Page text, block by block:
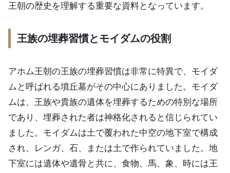
王朝の歴史を理解する重要な資料となっています。
王族の埋葬習慣とモイダムの役割
アホム王朝の王族の埋葬習慣は非常に特異で、モイダ
ムと呼ばれる墳丘墓がその中心にありました。モイダ
ムは、王族や貴族の遺体を埋葬するための特別な場所
であり、埋葬された者は神格化されると信じられてい
ました。モイダムは土で覆われた中空の地下室で構成
され、レンガ、石、または土で作られていました。地
下室には遺体や遺骨と共に、食物、馬、象、時には王